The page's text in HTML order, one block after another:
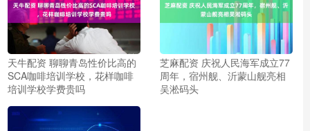
天牛配资 聊聊青岛性价比高的
SCA咖啡培训学校，花样咖啡
培训学校学费贵吗
芝麻配资 庆祝人民海军成立77
周年，宿州舰、沂蒙山舰亮相
吴淞码头